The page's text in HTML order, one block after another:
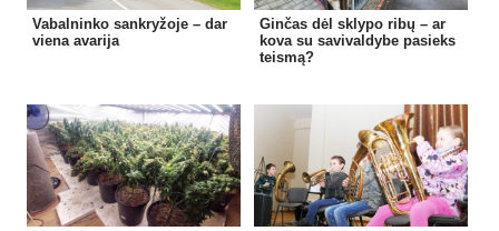
Vabalninko sankryžoje – dar
viena avarija
Ginčas dėl sklypo ribų – ar
kova su savivaldybe pasieks
teismą?